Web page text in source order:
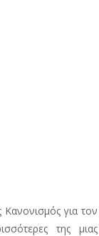
για τον
της μιας